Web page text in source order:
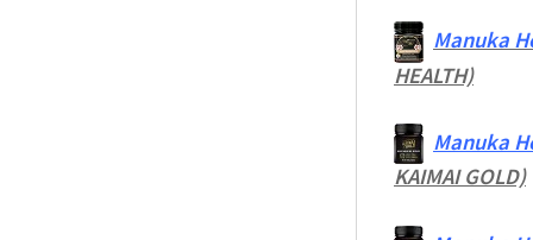
Manuka
HEALTH)
Manuka
KAIMAI GOLD)